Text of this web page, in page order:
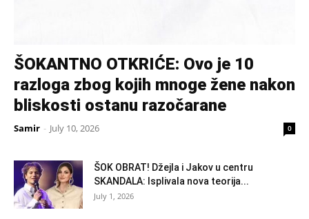
ŠOKANTNO OTKRIĆE: Ovo je 10
razloga zbog kojih mnoge žene nakon
bliskosti ostanu razočarane
Samir - July 10, 2026 0
ŠOK OBRAT! Džejla i Jakov u centru
SKANDALA: Isplivala nova teorija...
July 1, 2026